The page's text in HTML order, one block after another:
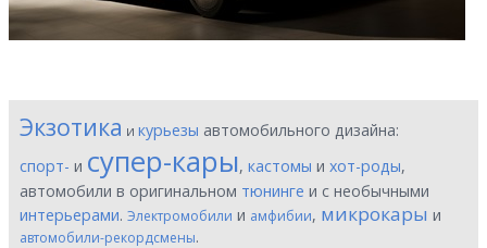
Экзотика и курьезы автомобильного дизайна:
спорт- и супер-кары, кастомы и хот-роды,
автомобили в оригинальном тюнинге и с необычными
интерьерами. Электромобили и амфибии, микрокары и
автомобили-рекордсмены.